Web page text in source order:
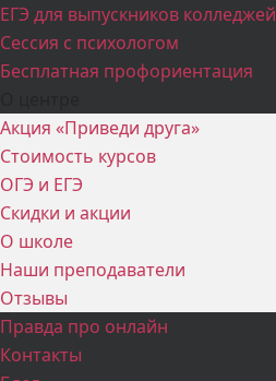
ЕГЭ для выпускников колледжей
Сессия с психологом
Бесплатная профориентация
Акция «Приведи друга»
Стоимость курсов
ОГЭ и ЕГЭ
Скидки и акции
О школе
Наши преподаватели
Отзывы
Правда про онлайн
Контакты